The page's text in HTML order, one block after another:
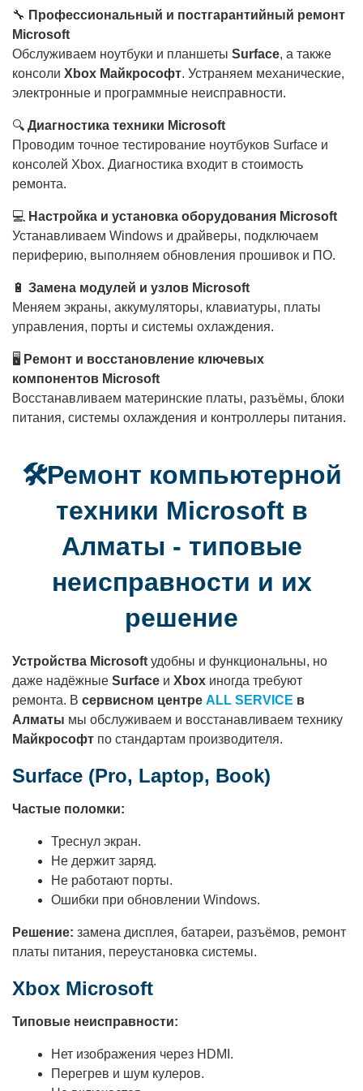
🔧 Профессиональный и постгарантийный ремонт
Microsoft
Обслуживаем ноутбуки и планшеты Surface, а также
консоли Xbox Майкрософт. Устраняем механические,
электронные и программные неисправности.
🔍 Диагностика техники Microsoft
Проводим точное тестирование ноутбуков Surface и
консолей Xbox. Диагностика входит в стоимость
ремонта.
💻 Настройка и установка оборудования Microsoft
Устанавливаем Windows и драйверы, подключаем
периферию, выполняем обновления прошивок и ПО.
🔋 Замена модулей и узлов Microsoft
Меняем экраны, аккумуляторы, клавиатуры, платы
управления, порты и системы охлаждения.
🖥️ Ремонт и восстановление ключевых
компонентов Microsoft
Восстанавливаем материнские платы, разъёмы, блоки
питания, системы охлаждения и контроллеры питания.
🛠️Ремонт компьютерной
техники Microsoft в
Алматы - типовые
неисправности и их
решение
Устройства Microsoft удобны и функциональны, но
даже надёжные Surface и Xbox иногда требуют
ремонта. В сервисном центре ALL SERVICE в
Алматы мы обслуживаем и восстанавливаем технику
Майкрософт по стандартам производителя.
Surface (Pro, Laptop, Book)
Частые поломки:
Треснул экран.
Не держит заряд.
Не работают порты.
Ошибки при обновлении Windows.
Решение: замена дисплея, батареи, разъёмов, ремонт
платы питания, переустановка системы.
Xbox Microsoft
Типовые неисправности:
Нет изображения через HDMI.
Перегрев и шум кулеров.